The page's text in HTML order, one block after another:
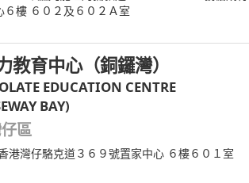
６樓 ６０２及６０２Ａ室
教育中心（銅鑼灣）
EDUCATION CENTRE
BAY)
區
港灣仔駱克道３６９號置家中心 ６樓６０１室